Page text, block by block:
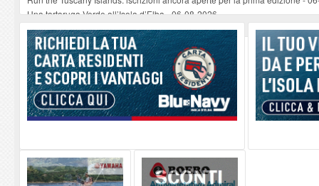
Una tartaruga Verde all’Isola d’Elba-06-08-2026
Furgone in fiamme a Capoliveri, illeso il conducente-06-08-2026
Campo: chiusura della biblioteca comunale in occasione del Santo Patrono
A Carpani si apre la Festa di Liberazione: il programma della prima serata-